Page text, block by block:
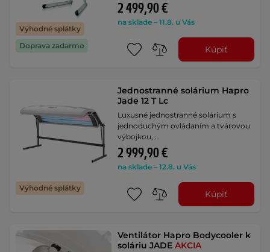
Výhodné splátky
Doprava zadarmo
2 499,90 €
na sklade – 11.8. u Vás
Kúpiť
Výhodné splátky
Jednostranné solárium Hapro
Jade 12 T Lc
Luxusné jednostranné solárium s
jednoduchým ovládaním a tvárovou
výbojkou, …
2 999,90 €
na sklade – 12.8. u Vás
Kúpiť
Ventilátor Hapro Bodycooler k
soláriu JADEAKCIA